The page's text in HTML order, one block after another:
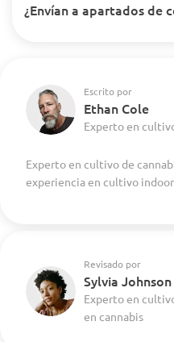
¿Envían a apartados de
Escrito por
Ethan Cole
Experto en
Experto en cultivo de
experiencia en cultivo
Revisado por
Sylvia Johnson
Experto en
en cannabis